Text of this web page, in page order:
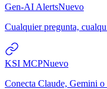
Gen-AI AlertsNuevo
Cualquier pregunta,
KSI MCPNuevo
Conecta Claude, Gemini